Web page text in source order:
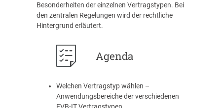
Besonderheiten der einzelnen Vertragstypen. Bei
den zentralen Regelungen wird der rechtliche
Hintergrund erläutert.
Agenda
Welchen Vertragstyp wählen –
Anwendungsbereiche der verschiedenen
EVB-IT Vertragstypen.